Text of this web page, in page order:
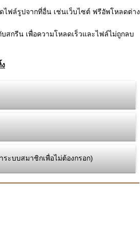
ไฟล์รูปจากที่อื่น เช่นเว็บไซต์ ฟรีอัพโหลดต่าง
สกรีน เพื่อความโหลดเร็วและไฟล์ไม่ถูกลบ
ะบบสมาชิกเพื่อไม่ต้องกรอก)